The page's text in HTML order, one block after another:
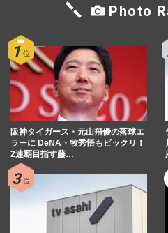
Photo
阪神タイガース・元山飛優の落球エ
ラーに DeNA・牧秀悟もビックリ！
2連覇目指す藤…